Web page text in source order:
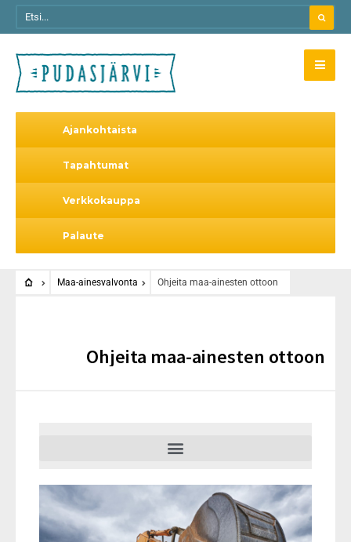
Ajankohtaista
Tapahtumat
Verkkokauppa
Palaute
Maa-ainesvalvonta Ohjeita maa-ainesten ottoon
Ohjeita maa-ainesten ottoon